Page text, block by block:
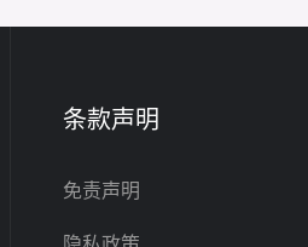
条款声明
免责声明